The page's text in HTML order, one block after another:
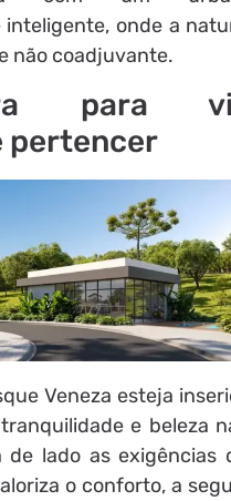
onde a
não coadjuvante.
para
pertencer
Veneza esteja
e beleza
de lado as exigências
o conforto, a